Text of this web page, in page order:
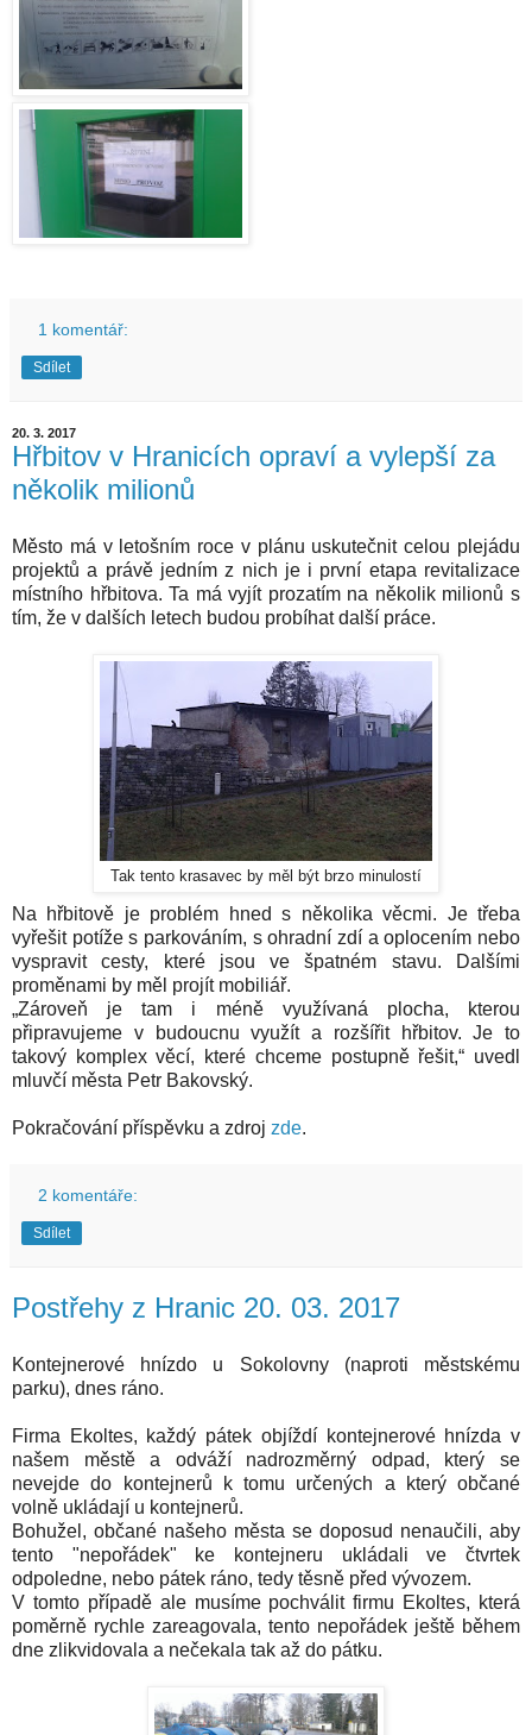
1 komentář:
Sdílet
20. 3. 2017
Hřbitov v Hranicích opraví a vylepší za
několik milionů
Město má v letošním roce v plánu uskutečnit celou plejádu
projektů a právě jedním z nich je i první etapa revitalizace
místního hřbitova. Ta má vyjít prozatím na několik milionů s
tím, že v dalších letech budou probíhat další práce.
Tak tento krasavec by měl být brzo minulostí
Na hřbitově je problém hned s několika věcmi. Je třeba
vyřešit potíže s parkováním, s ohradní zdí a oplocením nebo
vyspravit cesty, které jsou ve špatném stavu. Dalšími
proměnami by měl projít mobiliář.
„Zároveň je tam i méně využívaná plocha, kterou
připravujeme v budoucnu využít a rozšířit hřbitov. Je to
takový komplex věcí, které chceme postupně řešit,“ uvedl
mluvčí města Petr Bakovský.
Pokračování příspěvku a zdroj zde.
2 komentáře:
Sdílet
Postřehy z Hranic 20. 03. 2017
Kontejnerové hnízdo u Sokolovny (naproti městskému
parku), dnes ráno.
Firma Ekoltes, každý pátek objíždí kontejnerové hnízda v
našem městě a odváží nadrozměrný odpad, který se
nevejde do kontejnerů k tomu určených a který občané
volně ukládají u kontejnerů.
Bohužel, občané našeho města se doposud nenaučili, aby
tento "nepořádek" ke kontejneru ukládali ve čtvrtek
odpoledne, nebo pátek ráno, tedy těsně před vývozem.
V tomto případě ale musíme pochválit firmu Ekoltes, která
poměrně rychle zareagovala, tento nepořádek ještě během
dne zlikvidovala a nečekala tak až do pátku.